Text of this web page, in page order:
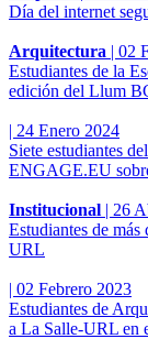
Día del internet
Arquitectura | 02
Estudiantes de la
edición del Llum
| 24 Enero 2024
Siete estudiantes
ENGAGE.EU
Institucional | 26
Estudiantes de
URL
| 02 Febrero 2023
Estudiantes de
a La Salle-URL en